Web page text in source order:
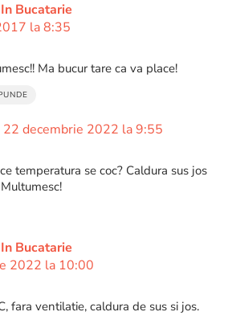
Bucatarie
la 8:35
Ma bucur tare ca va place!
22 decembrie 2022 la 9:55
temperatura se coc? Caldura sus jos
Bucatarie
2022 la 10:00
fara ventilatie, caldura de sus si jos.